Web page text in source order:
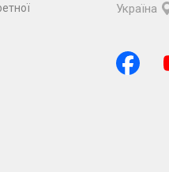
Україна